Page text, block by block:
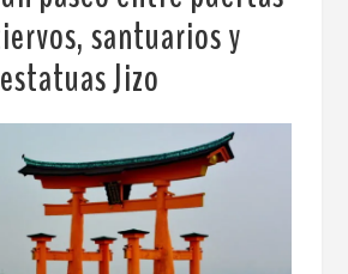
santuarios y
estatuas Jizo